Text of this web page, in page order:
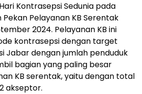
Kontrasepsi Sedunia pada
Pelayanan KB Serentak
2024. Pelayanan KB ini
kontrasepsi dengan target
Jabar dengan jumlah penduduk
bagian yang paling besar
KB serentak, yaitu dengan total
akseptor.